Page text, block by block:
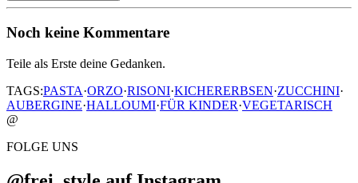
Noch keine Kommentare
Teile als Erste deine Gedanken.
TAGS:PASTA·ORZO·RISONI·KICHERERBSEN·ZUCCHINI·
AUBERGINE·HALLOUMI·FÜR KINDER·VEGETARISCH
@
FOLGE UNS